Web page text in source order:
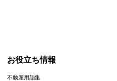
お役立ち情報
不動産用語集